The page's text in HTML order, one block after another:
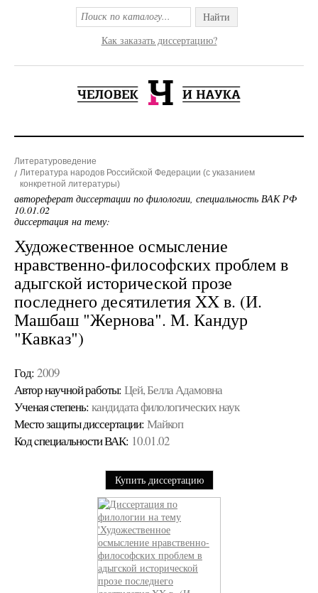
Найти
Как заказать диссертацию?
Литературоведение
Литература народов Российской Федерации (с указанием
конкретной литературы)
автореферат диссертации по филологии, специальность ВАК РФ
10.01.02
диссертация на тему:
Художественное осмысление
нравственно-философских проблем в
адыгской исторической прозе
последнего десятилетия XX в. (И.
Машбаш "Жернова". М. Кандур
"Кавказ")
Год: 2009
Автор научной работы: Цей, Белла Адамовна
Ученая cтепень: кандидата филологических наук
Место защиты диссертации: Майкоп
Код cпециальности ВАК: 10.01.02
Купить диссертацию